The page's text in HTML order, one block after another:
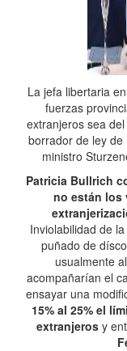
La jefa libertaria
fuerzas
extranjeros sea
borrador de ley de
ministro
Patricia Bullrich
no están los
Inviolabilidad de
puñado de
usualmente
acompañarían el
ensayar una
15% al 25% el
extranjerosy